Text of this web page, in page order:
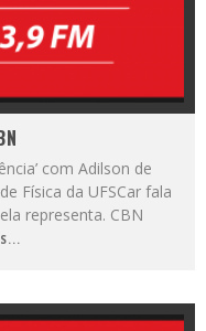
com Adilson de
Física da UFSCar fala
representa. CBN